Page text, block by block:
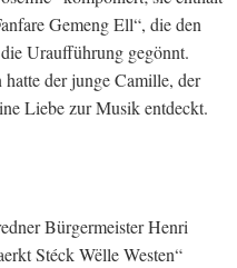
Gemeng Ell“, die den
Uraufführung gegönnt.
der junge Camille, der
Liebe zur Musik entdeckt.
Bürgermeister Henri
Stéck Wëlle Westen“